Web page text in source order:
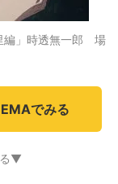
編」時透無一郎 場
でみる
る▼